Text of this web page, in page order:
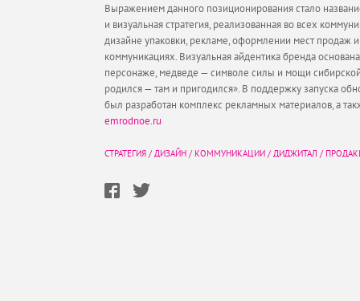
Выражением данного позиционирования стало
и визуальная стратегия, реализованная во всех
дизайне упаковки, рекламе, оформлении мест продаж
коммуникациях. Визуальная айдентика бренда
персонаже, медведе — символе силы и мощи
родился — там и пригодился». В поддержку запуска
был разработан комплекс рекламных материалов, а
emrodnoe.ru
СТРАТЕГИЯ / ДИЗАЙН / КОММУНИКАЦИИ / ДИДЖИТАЛ /